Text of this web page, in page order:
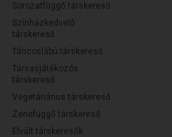
Sorozatfüggő társkereső
Színházkedvelő
társkereső
Táncoslábú társkereső
Társasjátékozós
társkereső
Vegetáriánus társkereső
Zenefüggő társkereső
Elvált társkeresők